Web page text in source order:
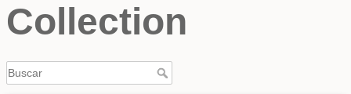
Collection